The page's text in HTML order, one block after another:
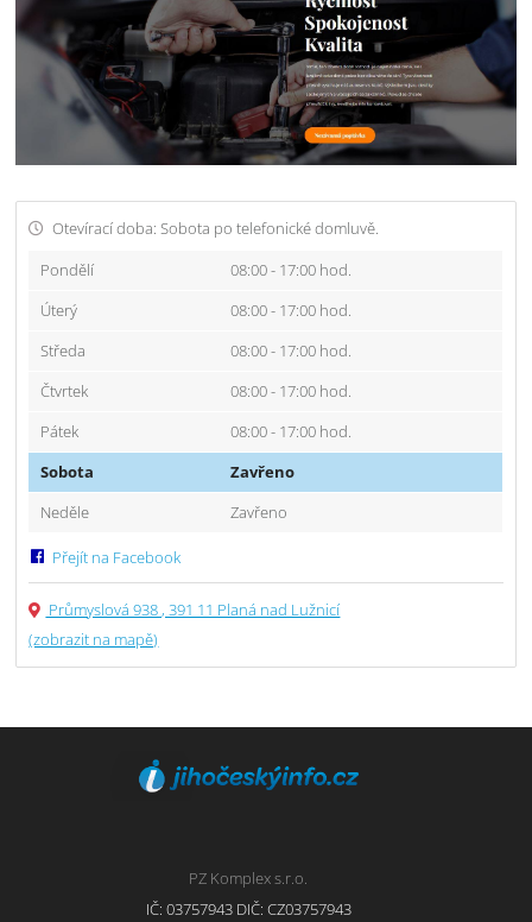
Otevírací doba: Sobota po telefonické domluvě.
Pondělí
08:00 - 17:00 hod.
Úterý
08:00 - 17:00 hod.
Středa
08:00 - 17:00 hod.
Čtvrtek
08:00 - 17:00 hod.
Pátek
08:00 - 17:00 hod.
Sobota
Zavřeno
Neděle
Zavřeno
Přejít na Facebook
Průmyslová 938 , 391 11 Planá nad Lužnicí
(zobrazit na mapě)
PZ Komplex s.r.o.
IČ: 03757943 DIČ: CZ03757943